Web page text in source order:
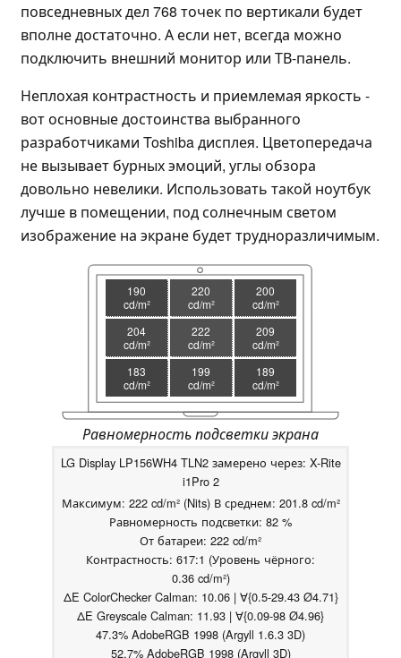
повседневных дел 768 точек по вертикали будет
вполне достаточно. А если нет, всегда можно
подключить внешний монитор или ТВ-панель.
Неплохая контрастность и приемлемая яркость -
вот основные достоинства выбранного
разработчиками Toshiba дисплея. Цветопередача
не вызывает бурных эмоций, углы обзора
довольно невелики. Использовать такой ноутбук
лучше в помещении, под солнечным светом
изображение на экране будет трудноразличимым.
190
cd/m²
220
cd/m²
200
cd/m²
204
cd/m²
222
cd/m²
209
cd/m²
183
cd/m²
199
cd/m²
189
cd/m²
Равномерность подсветки экрана
LG Display LP156WH4 TLN2 замерено через: X-Rite
i1Pro 2
Максимум: 222 cd/m² (Nits) В среднем: 201.8 cd/m²
Равномерность подсветки: 82 %
От батареи: 222 cd/m²
Контрастность: 617:1 (Уровень чёрного:
0.36 cd/m²)
ΔE ColorChecker Calman: 10.06 | ∀{0.5-29.43 Ø4.71}
ΔE Greyscale Calman: 11.93 | ∀{0.09-98 Ø4.96}
47.3% AdobeRGB 1998 (Argyll 1.6.3 3D)
52.7% AdobeRGB 1998 (Argyll 3D)